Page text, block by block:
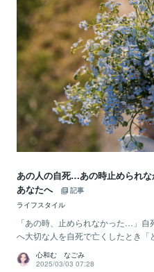
あの人の自死…あの時止められ
あなたへ
記事
ライフスタイル
「あの時、止められなかった…」
へ大切な人を自死で亡くしたとき
心和む なごみ
2025/03/03 07:28